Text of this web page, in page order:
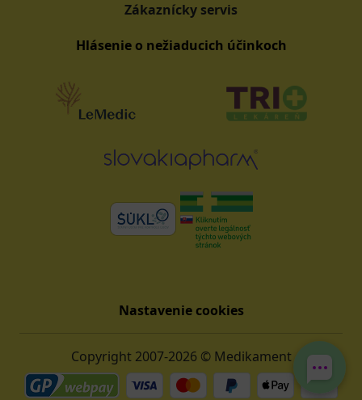
Zákaznícky servis
Hlásenie o nežiaducich účinkoch
Nastavenie cookies
Copyright 2007-2026 © Medikament